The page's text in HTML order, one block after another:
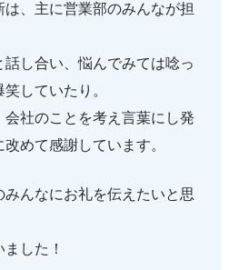
、主に営業部のみんなが担
し合い、悩んでみては唸っ
していたり。
会社のことを考え言葉にし発
めて感謝しています。
んなにお礼を伝えたいと思
した！